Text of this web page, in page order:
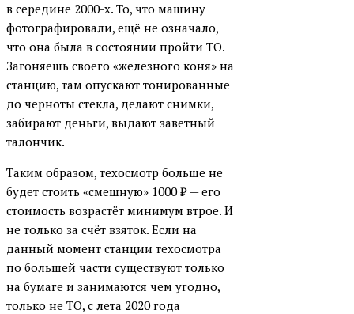
в середине 2000-х. То, что машину
фотографировали, ещё не означало,
что она была в состоянии пройти ТО.
Загоняешь своего «железного коня» на
станцию, там опускают тонированные
до черноты стекла, делают снимки,
забирают деньги, выдают заветный
талончик.
Таким образом, техосмотр больше не
будет стоить «смешную» 1000₽— его
стоимость возрастёт минимум втрое. И
не только за счёт взяток. Если на
данный момент станции техосмотра
по большей части существуют только
на бумаге и занимаются чем угодно,
только не ТО, с лета 2020 года